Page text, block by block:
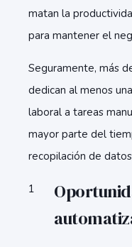
matan la
para mantener el
Seguramente, más
dedican al menos
laboral a tareas
mayor parte del
recopilación de